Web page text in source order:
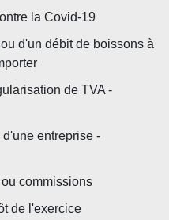
la Covid‑19
d'un débit de boissons à
de TVA -
entreprise -
commissions
de l'exercice